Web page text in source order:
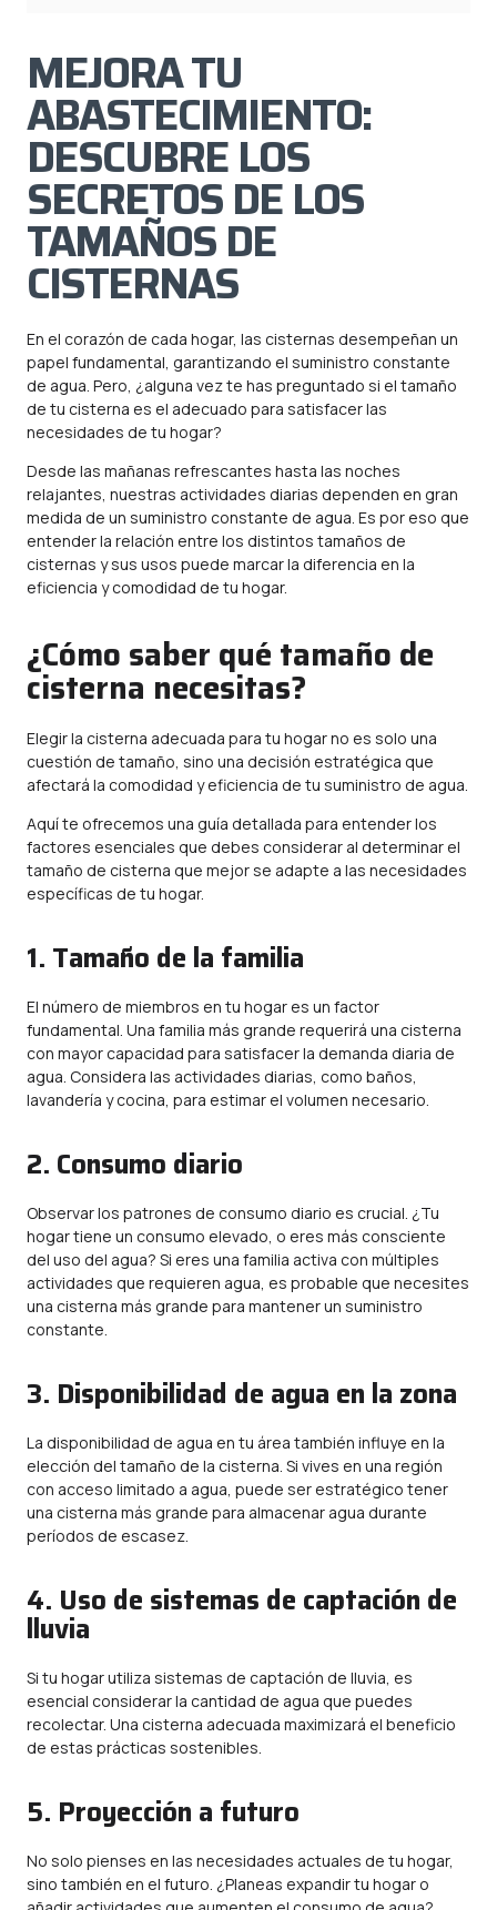
MEJORA TU
ABASTECIMIENTO:
DESCUBRE LOS
SECRETOS DE LOS
TAMAÑOS DE
CISTERNAS
En el corazón de cada hogar, las cisternas desempeñan un
papel fundamental, garantizando el suministro constante
de agua. Pero, ¿alguna vez te has preguntado si el tamaño
de tu cisterna es el adecuado para satisfacer las
necesidades de tu hogar?
Desde las mañanas refrescantes hasta las noches
relajantes, nuestras actividades diarias dependen en gran
medida de un suministro constante de agua. Es por eso que
entender la relación entre los distintos tamaños de
cisternas y sus usos puede marcar la diferencia en la
eficiencia y comodidad de tu hogar.
¿Cómo saber qué tamaño de
cisterna necesitas?
Elegir la cisterna adecuada para tu hogar no es solo una
cuestión de tamaño, sino una decisión estratégica que
afectará la comodidad y eficiencia de tu suministro de agua.
Aquí te ofrecemos una guía detallada para entender los
factores esenciales que debes considerar al determinar el
tamaño de cisterna que mejor se adapte a las necesidades
específicas de tu hogar.
1. Tamaño de la familia
El número de miembros en tu hogar es un factor
fundamental. Una familia más grande requerirá una cisterna
con mayor capacidad para satisfacer la demanda diaria de
agua. Considera las actividades diarias, como baños,
lavandería y cocina, para estimar el volumen necesario.
2. Consumo diario
Observar los patrones de consumo diario es crucial. ¿Tu
hogar tiene un consumo elevado, o eres más consciente
del uso del agua? Si eres una familia activa con múltiples
actividades que requieren agua, es probable que necesites
una cisterna más grande para mantener un suministro
constante.
3. Disponibilidad de agua en la zona
La disponibilidad de agua en tu área también influye en la
elección del tamaño de la cisterna. Si vives en una región
con acceso limitado a agua, puede ser estratégico tener
una cisterna más grande para almacenar agua durante
períodos de escasez.
4. Uso de sistemas de captación de
lluvia
Si tu hogar utiliza sistemas de captación de lluvia, es
esencial considerar la cantidad de agua que puedes
recolectar. Una cisterna adecuada maximizará el beneficio
de estas prácticas sostenibles.
5. Proyección a futuro
No solo pienses en las necesidades actuales de tu hogar,
sino también en el futuro. ¿Planeas expandir tu hogar o